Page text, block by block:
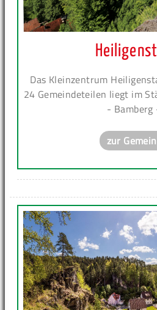
Das Kleinzentrum
24 Gemeindeteilen liegt im
- Bamberg
zur